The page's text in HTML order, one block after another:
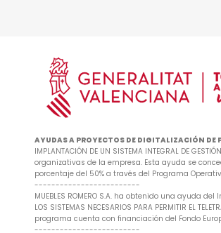
AYUDAS A PROYECTOS DE DIGITALIZACIÓN
IMPLANTACIÓN DE UN SISTEMA INTEGRAL DE
organizativas de la empresa. Esta ayuda se
porcentaje del 50% a través del Programa
-------------------------
MUEBLES ROMERO S.A. ha obtenido una ayuda del
LOS SISTEMAS NECESARIOS PARA PERMITIR EL
programa cuenta con financiación del Fondo
-------------------------